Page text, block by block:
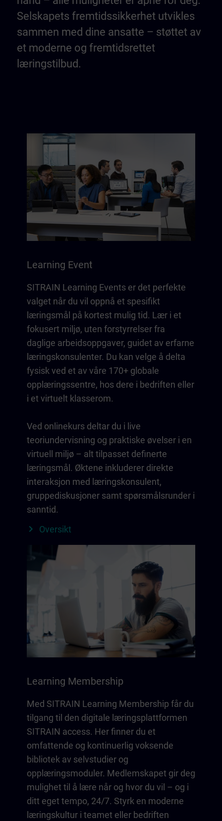
Selskapets fremtidssikkerhet utvikles
sammen med dine ansatte – støttet av
et moderne og fremtidsrettet
læringstilbud.
Learning Event
SITRAIN Learning Events er det perfekte
valget når du vil oppnå et spesifikt
læringsmål på kortest mulig tid. Lær i et
fokusert miljø, uten forstyrrelser fra
daglige arbeidsoppgaver, guidet av erfarne
læringskonsulenter. Du kan velge å delta
fysisk ved et av våre 170+ globale
opplæringssentre, hos dere i bedriften eller
i et virtuelt klasserom.
Ved onlinekurs deltar du i live
teoriundervisning og praktiske øvelser i en
virtuell miljø – alt tilpasset definerte
læringsmål. Øktene inkluderer direkte
interaksjon med læringskonsulent,
gruppediskusjoner samt spørsmålsrunder i
sanntid.
Oversikt
Learning Membership
Med SITRAIN Learning Membership får du
tilgang til den digitale læringsplattformen
SITRAIN access. Her finner du et
omfattende og kontinuerlig voksende
bibliotek av selvstudier og
opplæringsmoduler. Medlemskapet gir deg
mulighet til å lære når og hvor du vil – og i
ditt eget tempo, 24/7. Styrk en moderne
læringskultur i teamet eller bedriften